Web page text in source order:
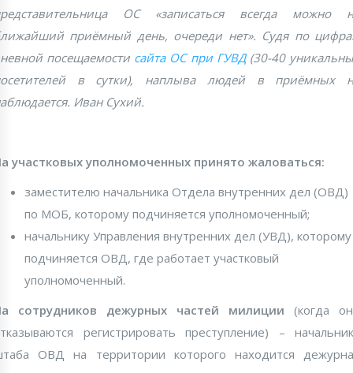
ОС «записаться всегда можно
приёмный день, очереди нет». Судя по
посещаемости сайта ОС при ГУВД(30-40
в сутки), наплыва людей в приёмных
Иван Сухий.
участковых уполномоченных принято жаловаться:
заместителю начальника Отдела внутренних дел (ОВД)
по МОБ, которому подчиняется уполномоченный;
начальнику Управления внутренних дел (УВД), которому
подчиняется ОВД, где работает участковый
уполномоченный.
сотрудников дежурных частей милиции (когда
регистрировать преступление) –
ОВД на территории которого находится